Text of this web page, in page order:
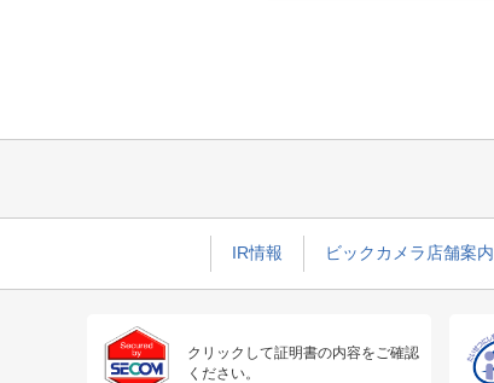
IR情報 ビックカメラ店舗案内
クリックして証明書の内容をご確認
ください。